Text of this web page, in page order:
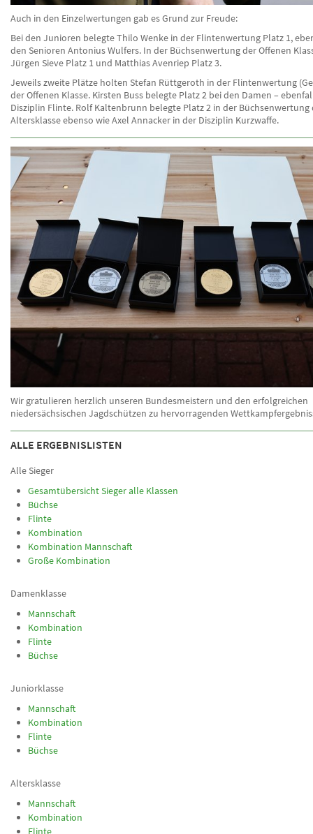
Auch in den Einzelwertungen gab es Grund zur Freude:
Bei den Junioren belegte Thilo Wenke in der Flintenwertung Platz 1,
den Senioren Antonius Wulfers. In der Büchsenwertung der Offenen
Jürgen Sieve Platz 1 und Matthias Avenriep Platz 3.
Jeweils zweite Plätze holten Stefan Rüttgeroth in der Flintenwertung
der Offenen Klasse. Kirsten Buss belegte Platz 2 bei den Damen –
Disziplin Flinte. Rolf Kaltenbrunn belegte Platz 2 in der Büchsenwertung
Altersklasse ebenso wie Axel Annacker in der Disziplin Kurzwaffe.
Wir gratulieren herzlich unseren Bundesmeistern und den erfolgreichen
niedersächsischen Jagdschützen zu hervorragenden
ALLE ERGEBNISLISTEN
Alle Sieger
Gesamtübersicht Sieger alle Klassen
Büchse
Flinte
Kombination
Kombination Mannschaft
Große Kombination
Damenklasse
Mannschaft
Kombination
Flinte
Büchse
Juniorklasse
Mannschaft
Kombination
Flinte
Büchse
Altersklasse
Mannschaft
Kombination
Flinte